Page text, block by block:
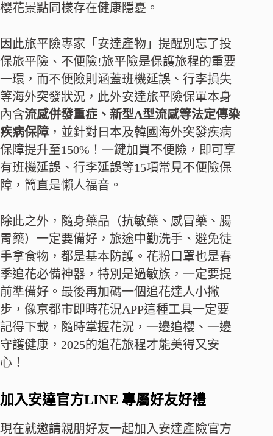
櫻花景點同樣存在健康隱憂。
因此旅平險專家「安達產物」提醒別忘了投
保旅平險、不便險!旅平險是保護旅程的重要
一環，而不便險則涵蓋班機延誤、行李損失
等海外突發狀況，此外安達旅平險保單本身
內含流感併發重症、新型A型流感等法定傳染
疾病保障 ，並針對日本及韓國海外突發疾病
保障提升至150%！一鍵加買不便險，即可享
有班機延誤、行李延誤等15項常見不便險保
障，簡直是懶人福音。
除此之外，隨身藥品（抗敏藥、感冒藥、腸
胃藥）一定要備好，旅途中勤洗手、避免徒
手拿食物，都是基本防護。花粉口罩也是春
季追花必備神器，特別是過敏族，一定要提
前準備好。最後再加碼一個追花達人小撇
步，像京都市即時花況APP這種工具一定要
記得下載，隨時掌握花況，一邊追櫻、一邊
守護健康，2025的追花旅程才能美得又安
心！
加入安達官方LINE 專屬好友好禮
現在就邀請親朋好友一起加入安達產險官方